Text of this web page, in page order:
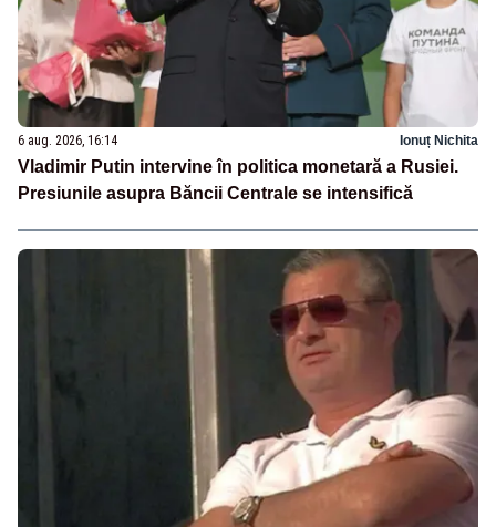
6 aug. 2026, 16:14 Ionuț Nichita
Vladimir Putin intervine în politica monetară a Rusiei.
Presiunile asupra Băncii Centrale se intensifică